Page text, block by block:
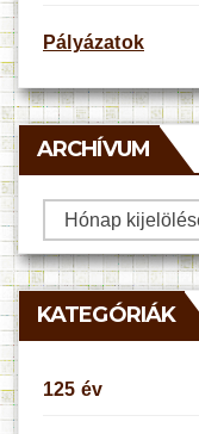
Pályázatok
ARCHÍVUM
Archívum
KATEGÓRIÁK
125 év